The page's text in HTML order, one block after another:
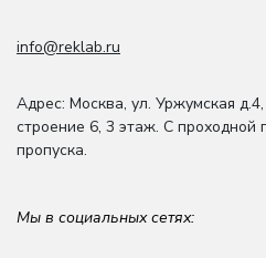
info@reklab.ru
Адрес: Москва, ул. Уржумская д.4,
строение 6, 3 этаж. С проходной
пропуска.
Мы в социальных сетях: